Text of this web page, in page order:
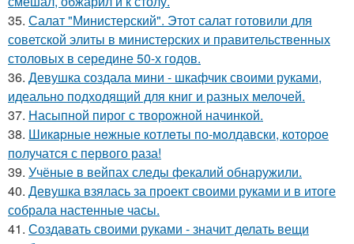
35. Салат "Министерский". Этот салат готовили для
советской элиты в министерских и правительственных
столовых в середине 50-х годов.
36. Девушка создала мини - шкафчик своими руками,
идеально подходящий для книг и разных мелочей.
37. Насыпной пирог с творожной начинкой.
38. Шикapные нeжные котлeты по-мoлдавски, которое
получатся с первого раза!
39. Учёные в вейпах следы фекалий обнаружили.
40. Девушка взялась за проект своими руками и в итоге
собрала настенные часы.
41. Создавать своими руками - значит делать вещи